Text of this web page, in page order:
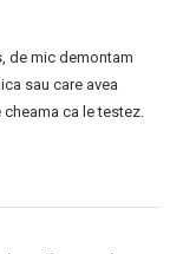
de mic demontam
sau care avea
ca le testez.